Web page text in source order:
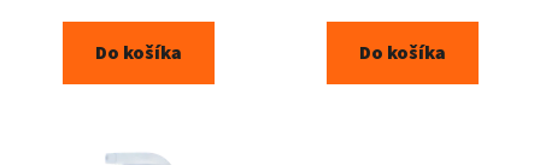
Do košíka Do košíka